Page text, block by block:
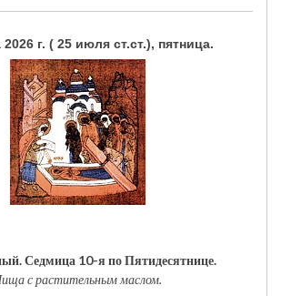
2026 г. ( 25 июля ст.ст.), пятница.
Седмица 10-я по Пятидесятнице.
с растительным маслом.